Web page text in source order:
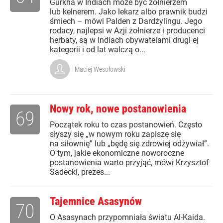
Gurkha w Indiach może być żołnierzem
lub kelnerem. Jako lekarz albo prawnik budzi
śmiech – mówi Palden z Dardżylingu. Jego
rodacy, najlepsi w Azji żołnierze i producenci
herbaty, są w Indiach obywatelami drugi ej
kategorii i od lat walczą o...
Maciej Wesołowski
Nowy rok, nowe postanowienia
Początek roku to czas postanowień. Często
słyszy się „w nowym roku zapiszę się
na siłownię” lub „będę się zdrowiej odżywiał”.
O tym, jakie ekonomiczne noworoczne
postanowienia warto przyjąć, mówi Krzysztof
Sadecki, prezes...
69
Tajemnice Asasynów
O Asasynach przypomniała światu Al-Kaida.
70